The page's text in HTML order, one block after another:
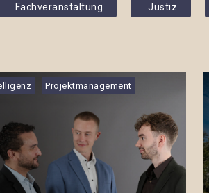
Fachveranstaltung Justiz
Projektmanagement